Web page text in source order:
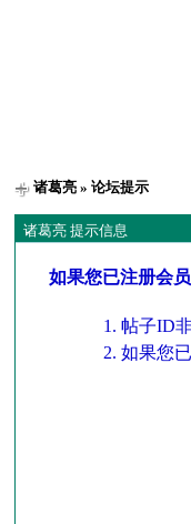
诸葛亮 » 论坛提示
诸葛亮 提示信息
如果您已注册会
帖子ID
如果您